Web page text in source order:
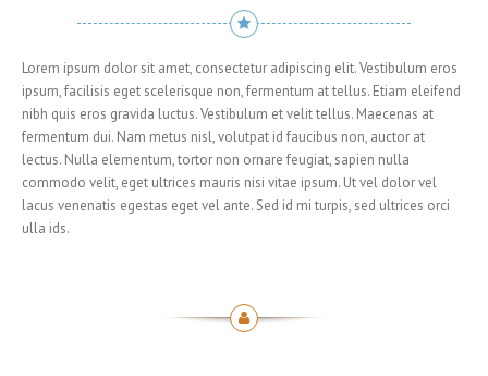
Lorem ipsum dolor sit amet, consectetur adipiscing elit. Vestibulum eros
ipsum, facilisis eget scelerisque non, fermentum at tellus. Etiam eleifend
nibh quis eros gravida luctus. Vestibulum et velit tellus. Maecenas at
fermentum dui. Nam metus nisl, volutpat id faucibus non, auctor at
lectus. Nulla elementum, tortor non ornare feugiat, sapien nulla
commodo velit, eget ultrices mauris nisi vitae ipsum. Ut vel dolor vel
lacus venenatis egestas eget vel ante. Sed id mi turpis, sed ultrices orci
ulla ids.